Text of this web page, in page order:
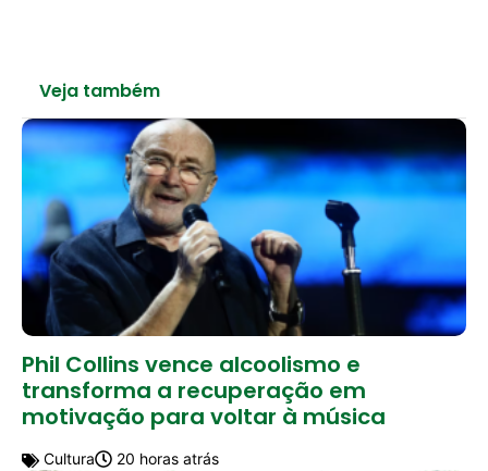
Veja também
Phil Collins vence alcoolismo e
transforma a recuperação em
motivação para voltar à música
Cultura 20 horas atrás